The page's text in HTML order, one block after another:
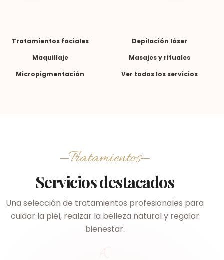
Tratamientos faciales
Depilación láser
Maquillaje
Masajes y rituales
Micropigmentación
Ver todos los servicios
Tratamientos
Servicios destacados
Una selección de tratamientos profesionales para
cuidar la piel, realzar la belleza natural y regalar
bienestar.